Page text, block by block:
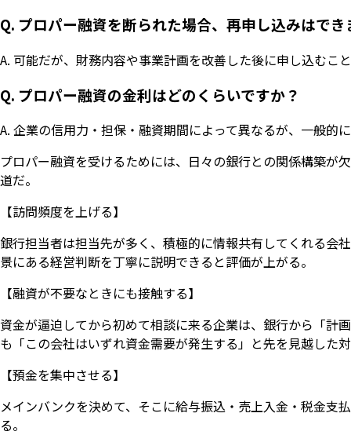
Q. プロパー融資を断られた場合、再申し込みはでき
A. 可能だが、財務内容や事業計画を改善した後に申し込む
Q. プロパー融資の金利はどのくらいですか？
A. 企業の信用力・担保・融資期間によって異なるが、一般
プロパー融資を受けるためには、日々の銀行との関係構築
道だ。
【訪問頻度を上げる】
銀行担当者は担当先が多く、積極的に情報共有してくれる会
景にある経営判断を丁寧に説明できると評価が上がる。
【融資が不要なときにも接触する】
資金が逼迫してから初めて相談に来る企業は、銀行から「計
も「この会社はいずれ資金需要が発生する」と先を見越した
【預金を集中させる】
メインバンクを決めて、そこに給与振込・売上入金・税金支
る。